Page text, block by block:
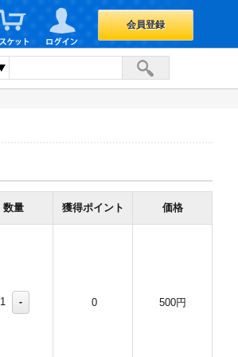
会員登録
数量 獲得ポイント 価格
1 - 0 500円